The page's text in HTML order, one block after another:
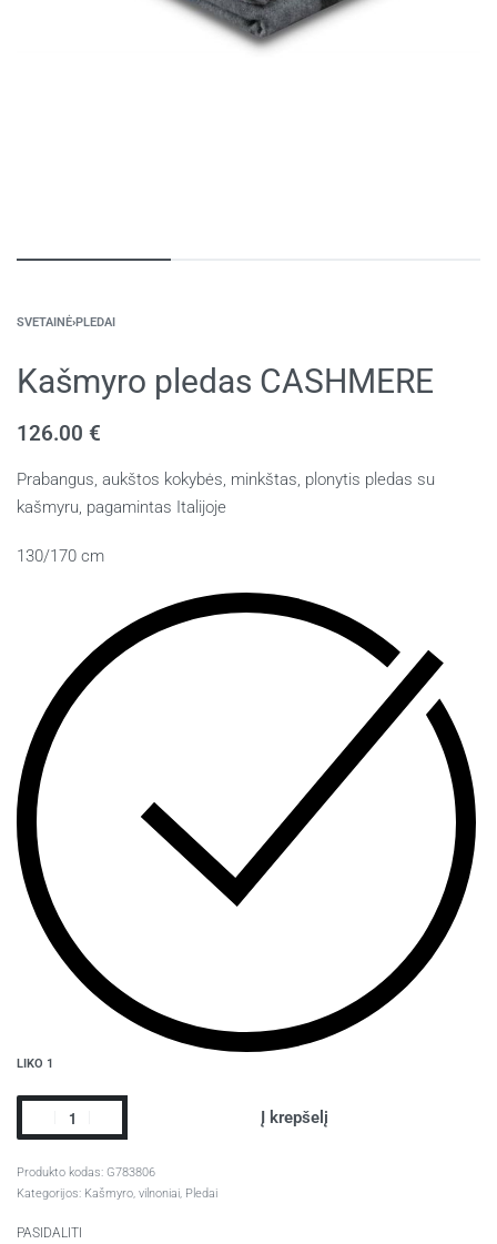
SVETAINĖ›PLEDAI
Kašmyro pledas CASHMERE
126.00 €
Prabangus, aukštos kokybės, minkštas, plonytis pledas su
kašmyru, pagamintas Italijoje
130/170 cm
LIKO 1
Į krepšelį
G783806
Kategorijos: Kašmyro, vilnoniai, Pledai
PASIDALITI